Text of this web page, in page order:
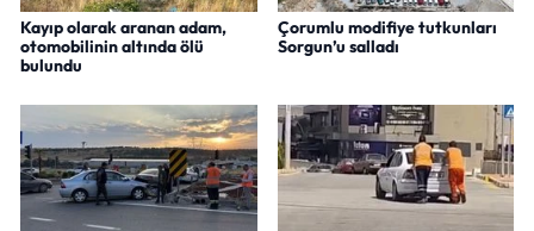
Kayıp olarak aranan adam,
otomobilinin altında ölü
bulundu
Çorumlu modifiye tutkunları
Sorgun’u salladı